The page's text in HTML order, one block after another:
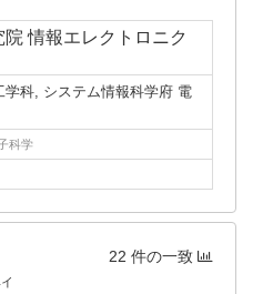
情報エレクトロニク
学科, システム情報科学府 電
科学
22 件の一致